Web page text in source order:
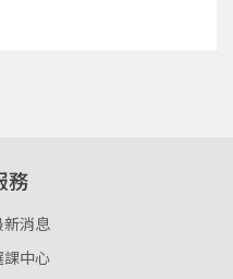
務
新消息
課中心